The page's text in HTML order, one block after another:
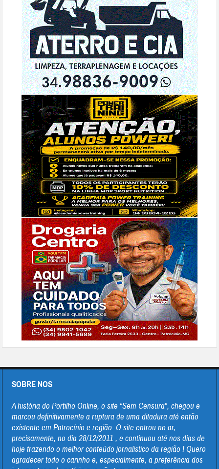
SOBRE NOS
A história do Portilho Online, o site “Sem Censura”, chegou e
marcou definitivamente a ruptura de uma ditadura até então
existente em Patrocínio e região. O site entrou no ar,
precisamente, no dia 28/12/2011 , e continuou até nos dias de
hoje trazendo o melhor conteúdo jornalistico da região ! Quero
agradecer todo o carinho e, especialmente, a preferência dos